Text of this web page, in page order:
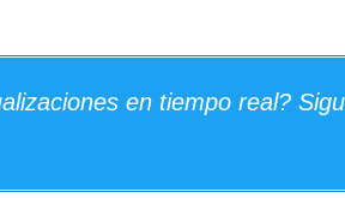
en tiempo real?